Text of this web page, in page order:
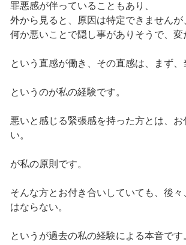
罪悪感が伴っていることもあり、
外から見ると、原因は特定できませんが
何か悪いことで隠し事がありそうで、変
という直感が働き、その直感は、まず、
というのが私の経験です。
悪いと感じる緊張感を持った方とは、お
い。
が私の原則です。
そんな方とお付き合いしていても、後々
はならない。
というが過去の私の経験による本音です